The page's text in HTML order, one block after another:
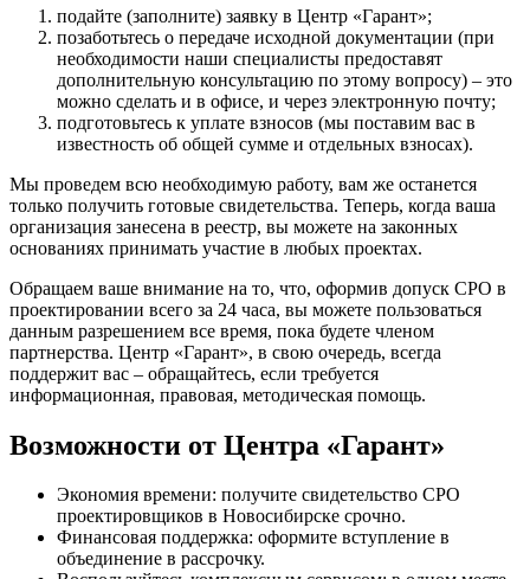
подайте (заполните) заявку в Центр «Гарант»;
позаботьтесь о передаче исходной документации (при
необходимости наши специалисты предоставят
дополнительную консультацию по этому вопросу) – это
можно сделать и в офисе, и через электронную почту;
подготовьтесь к уплате взносов (мы поставим вас в
известность об общей сумме и отдельных взносах).
Мы проведем всю необходимую работу, вам же останется
только получить готовые свидетельства. Теперь, когда ваша
организация занесена в реестр, вы можете на законных
основаниях принимать участие в любых проектах.
Обращаем ваше внимание на то, что, оформив допуск СРО в
проектировании всего за 24 часа, вы можете пользоваться
данным разрешением все время, пока будете членом
партнерства. Центр «Гарант», в свою очередь, всегда
поддержит вас – обращайтесь, если требуется
информационная, правовая, методическая помощь.
Возможности от Центра «Гарант»
Экономия времени: получите свидетельство СРО
проектировщиков в Новосибирске срочно.
Финансовая поддержка: оформите вступление в
объединение в рассрочку.